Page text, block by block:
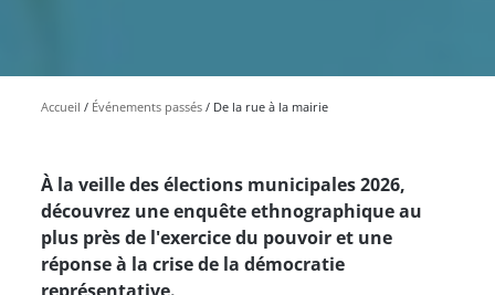
Accueil Événements passés De la rue à la mairie
À la veille des élections municipales 2026,
découvrez une enquête ethnographique au
plus près de l'exercice du pouvoir et une
réponse à la crise de la démocratie